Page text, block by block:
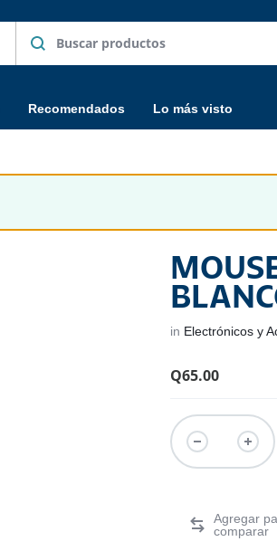
Recomendados Lo más visto
in Electrónicos y
Q65.00